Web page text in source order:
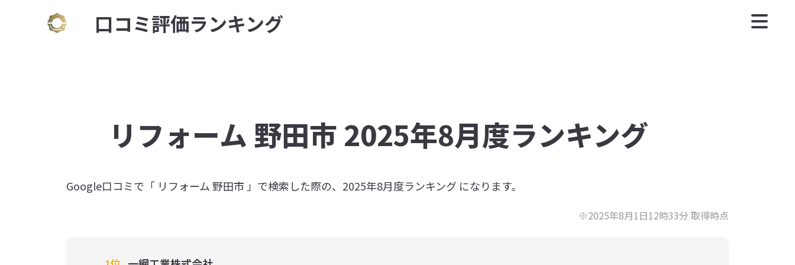
⼝コミ評価ランキング
リフォーム 野田市 2025年8月度ランキング
Google⼝コミで「 リフォーム 野田市 」で検索した際の、2025年8月度ランキング になります。
※2025年8月1日12時33分 取得時点